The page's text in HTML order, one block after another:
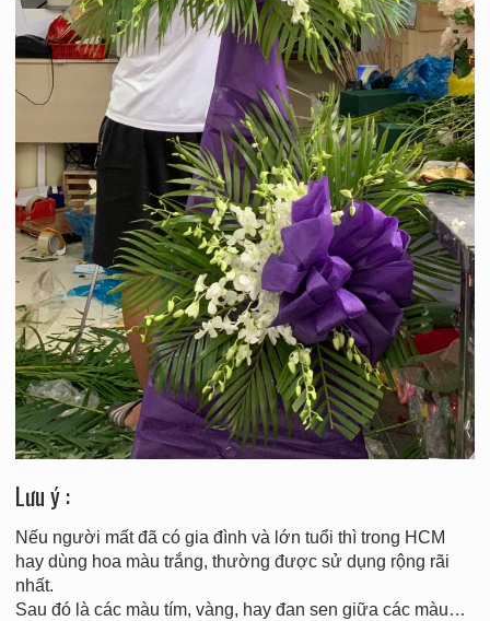
Lưu ý :
Nếu người mất đã có gia đình và lớn tuổi thì trong HCM
hay dùng hoa màu trắng, thường được sử dụng rộng rãi
nhất.
Sau đó là các màu tím, vàng, hay đan sen giữa các màu…